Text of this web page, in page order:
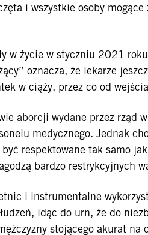
i wszystkie osoby
w życie w styczniu 2021
oznacza, że lekarze
w ciąży, przez co od
aborcji wydane przez rząd
medycznego. Jednak
respektowane tak samo
bardzo restrykcyjnych
i instrumentalne
idąc do urn, że do
stojącego akurat na